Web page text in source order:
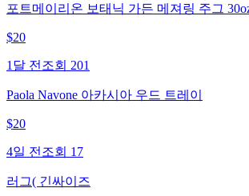
포트메이리온 보태닉 가든 메져링 주그
$20
1달 전 조회 201
Paola Navone 아카시아 우드 트레이
$20
4일 전 조회 17
러그( 긴싸이즈